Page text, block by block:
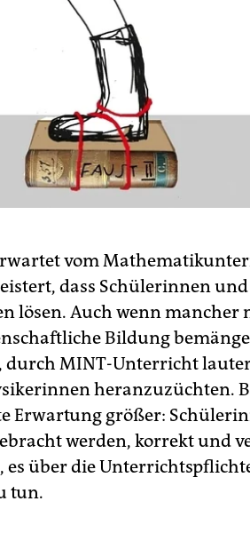
vom
dass Schülerinnen
lösen. Auch wenn mancher
Bildung
durch MINT-Unterricht
heranzuzüchten.
Erwartung größer:
werden, korrekt und
es über die
tun.